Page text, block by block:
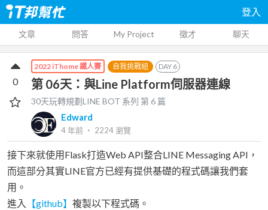
登入
文章 問答 My Project 徵才 聊天
2022 iThome 鐵人賽 自我挑戰組 DAY 6
第 06天：與Line Platform伺服器連線
30天玩轉規劃LINE BOT 系列 第6 篇
Edward
4 年前 ‧ 2224瀏覽
0
接下來就使用Flask打造Web API整合LINE Messaging API，
而這部分其實LINE官方已經有提供基礎的程式碼讓我們套
用。
進入
【github】 複製以下程式碼。